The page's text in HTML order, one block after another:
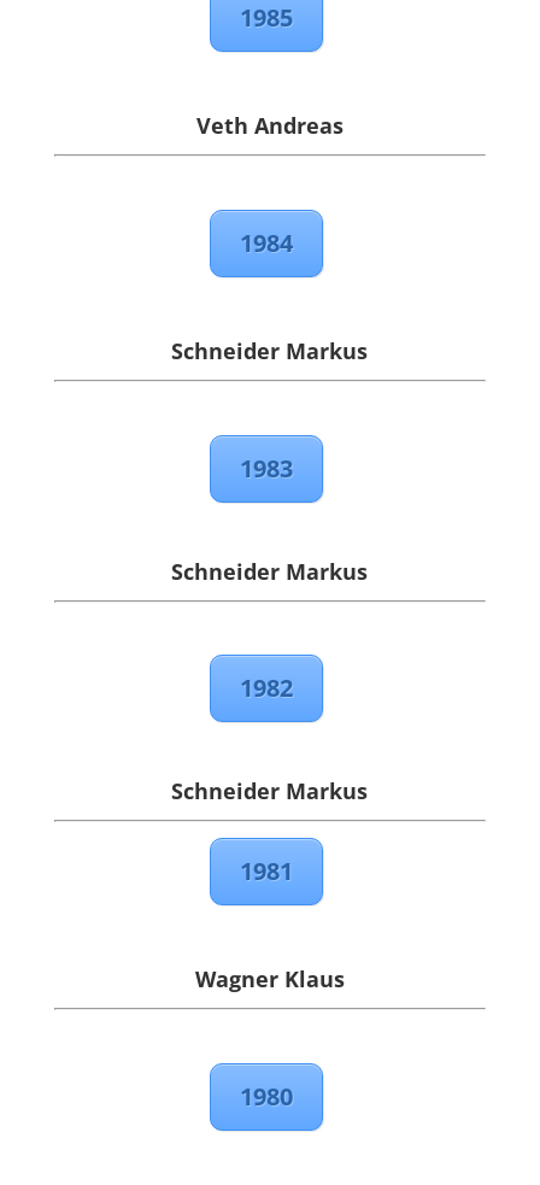
1985
Veth Andreas
1984
Schneider Markus
1983
Schneider Markus
1982
Schneider Markus
1981
Wagner Klaus
1980